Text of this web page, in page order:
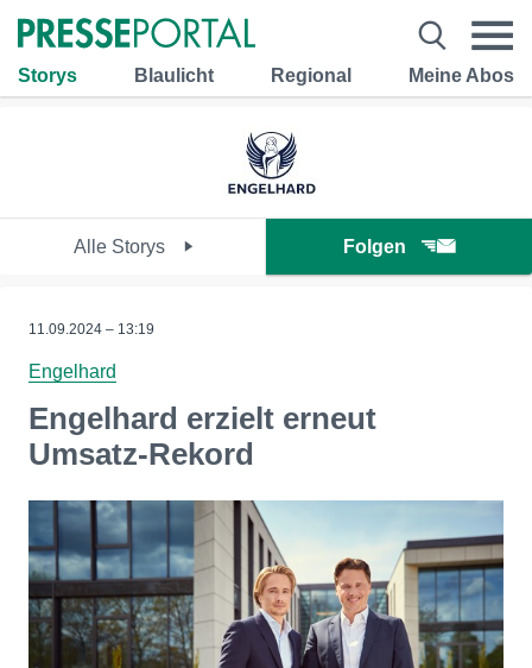
Storys Blaulicht Regional Meine Abos
Alle Storys Folgen
11.09.2024 – 13:19
Engelhard
Engelhard erzielt erneut
Umsatz-Rekord